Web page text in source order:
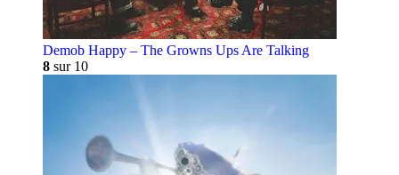
Demob Happy – The Growns Ups Are Talking
8 sur 10